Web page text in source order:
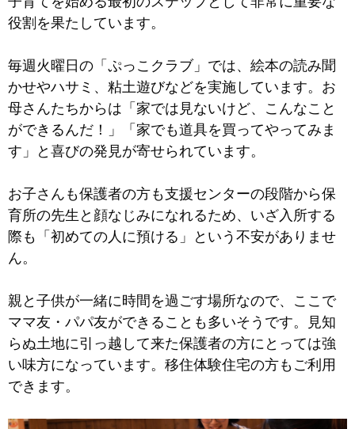
役割を果たしています。
毎週火曜日の「ぷっこクラブ」では、絵本の読み聞
かせやハサミ、粘土遊びなどを実施しています。お
母さんたちからは「家では見ないけど、こんなこと
ができるんだ！」「家でも道具を買ってやってみま
す」と喜びの発見が寄せられています。
お子さんも保護者の方も支援センターの段階から保
育所の先生と顔なじみになれるため、いざ入所する
際も「初めての人に預ける」という不安がありませ
ん。
親と子供が一緒に時間を過ごす場所なので、ここで
ママ友・パパ友ができることも多いそうです。見知
らぬ土地に引っ越して来た保護者の方にとっては強
い味方になっています。移住体験住宅の方もご利用
できます。